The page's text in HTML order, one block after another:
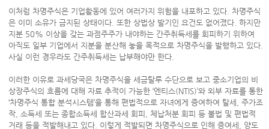
이처럼 차명주식은 기업활동에 있어 여러가지 위험을 내포하고 있다. 차명주식
은 이미 소유가 금지된 상태이다. 또한 상법상 발기인 요건도 없어졌다. 하지만
지분 50% 이상을 갖는 과점주주가 내야하는 간주취득세를 회피하기 위하여
아직도 일부 기업에서 지분을 분산해 놓을 목적으로 차명주식을 발행하고 있다.
사실 이런 경우라도 간주취득세는 납부해야만 한다.
이러한 이유로 과세당국은 차명주식을 세금탈루 수단으로 보고 중소기업의 비
상장주식의 흐름에 대해 자료 추적이 가능한 ‘엔티스(NTIS)’와 외부 자료를 통한
‘차명주식 통합 분석시스템’을 통해 편법적으로 자녀에게 증여하여 탈세, 주가조
작, 소득세 또는 종합소득세 합산과세 회피, 체납처분 회피 등 불법 및 편법적
거래 등을 적발해내고 있다. 이렇게 적발되면 차명주식으로 인해 증여세, 양도